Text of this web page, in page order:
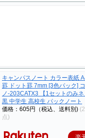
キャンパスノート カラー表紙
罫 ドット罫 7mm [3色パック]
ノ-203CATX3 【1セットのみ
黒 中学生 高校生 パックノート
価格：605円（税込、送料別)
点)